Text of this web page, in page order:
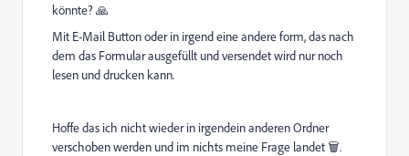
könnte? 🙏
Mit E-Mail Button oder in irgend eine andere form, das nach
dem das Formular ausgefüllt und versendet wird nur noch
lesen und drucken kann.
Hoffe das ich nicht wieder in irgendein anderen Ordner
verschoben werden und im nichts meine Frage landet 🗑️.